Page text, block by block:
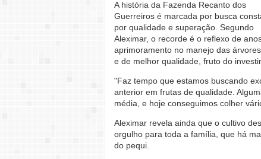
A história da Fazenda Recanto dos
Guerreiros é marcada por busca
por qualidade e superação. Segundo
Aleximar, o recorde é o reflexo de
aprimoramento no manejo das
e de melhor qualidade, fruto do
"Faz tempo que estamos buscando
anterior em frutas de qualidade.
média, e hoje conseguimos colher
Aleximar revela ainda que o cultivo
orgulho para toda a família, que há
do pequi.